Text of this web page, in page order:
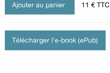
11 € TTC
Télécharger l'e-book (ePub)